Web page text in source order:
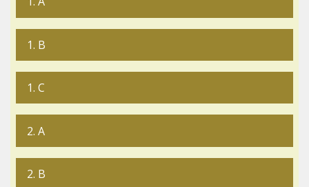
1. B
1. C
2. A
2. B